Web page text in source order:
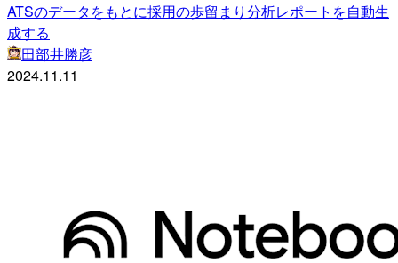
ATSのデータをもとに採用の歩留まり分析レポートを自動生
成する
田部井勝彦
2024.11.11